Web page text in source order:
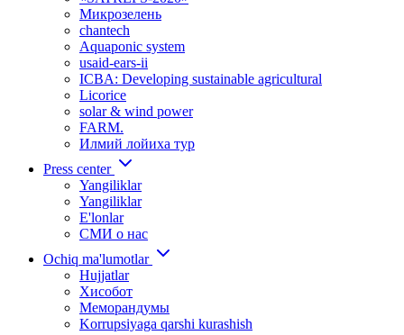
Микрозелень
chantech
Aquaponic system
usaid-ears-ii
ICBA: Developing sustainable agricultural
Licorice
solar & wind power
FARM.
Илмий лойиха тур
Press center
Yangiliklar
Yangiliklar
E'lonlar
СМИ о нас
Ochiq ma'lumotlar
Hujjatlar
Хисобот
Меморандумы
Korrupsiyaga qarshi kurashish